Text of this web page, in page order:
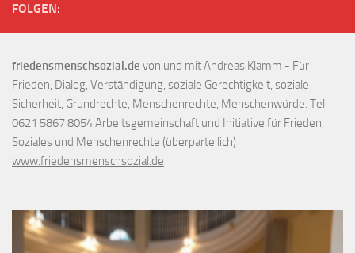
FOLGEN:
friedensmenschsozial.de von und mit Andreas Klamm - Für
Frieden, Dialog, Verständigung, soziale Gerechtigkeit, soziale
Sicherheit, Grundrechte, Menschenrechte, Menschenwürde. Tel.
0621 5867 8054 Arbeitsgemeinschaft und Initiative für Frieden,
Soziales und Menschenrechte (überparteilich)
www.friedensmenschsozial.de